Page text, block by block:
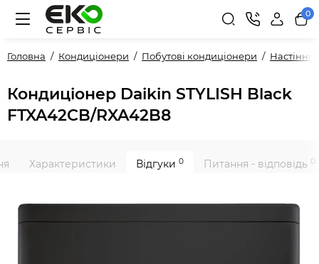
0
Головна Кондиціонери Побутові кондиціонери Настінні
Кондиціонер Daikin STYLISH Black
FTXA42CB/RXA42B8
Характеристики Відгуки 0 Питання - відповідь 0